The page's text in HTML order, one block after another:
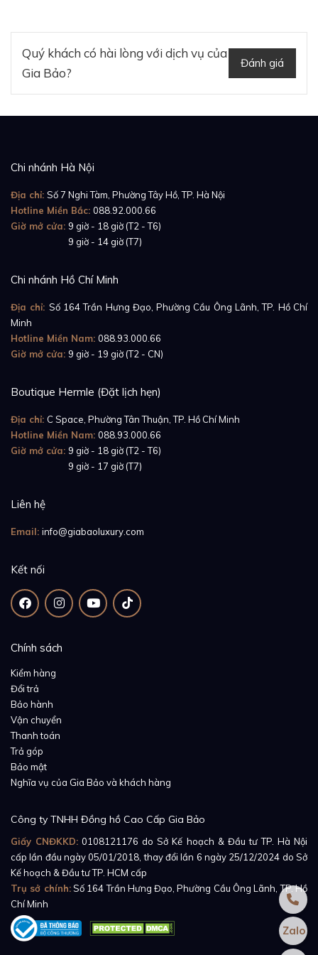
Tham khảo:Review đồng hồ Audemars Piguet
Jules Audemars Tourbillon Chronograph
Tiếp đó, chúng ta cũng không thể bỏ qua phần vành
bezel được thể hiện vô cùng hoàn mỹ trên bộ vỏ đồng
phần vành bezel tựa như hòa quyện tuyệt đối vào vẻ
tôn lên tính độc bản trong thiết kế và tạo nên nét đẹp
mê hoặc lòng người.
Bên dưới lớp kính bảo vệ, phần mặt số đồng hồ hiện
lên sinh động với diện mạo vô cùng mới lạ và cuốn
nối từ một mặt số chính chỉ giờ, phút nằm lệch tâm về
phía bên phải, một mặt số phụ chỉ giây độc lập bên
trên góc 6h và một phần máy cơ lộ ra ở góc 9h. Đặc
biệt, với mặt số chính và mặt số chỉ giây, nhà
Audemars Piguet đã sử dụng kiểu thiết kế lấy cảm
hứng từ vũ trụ gồm tone màu đen tối và những đốm
trắng đại diện cho các vì sao trong thiên hà - thiết kế
Quý khách có hài lòng với dịch vụ của
Gia Bảo?
Đánh giá
Chi nhánh Hà Nội
Địa chỉ: Số 7 Nghi Tàm, Phường Tây Hồ, TP. Hà Nội
Hotline Miền Bắc: 088.92.000.66
Giờ mở cửa: 9 giờ - 18 giờ (T2 - T6)
9 giờ - 14 giờ (T7)
Chi nhánh Hồ Chí Minh
Địa chỉ: Số 164 Trần Hưng Đạo, Phường Cầu Ông Lãnh, TP. Hồ Chí
Minh
Hotline Miền Nam: 088.93.000.66
Giờ mở cửa: 9 giờ - 19 giờ (T2 - CN)
Boutique Hermle (Đặt lịch hẹn)
Địa chỉ: C Space, Phường Tân Thuận, TP. Hồ Chí Minh
Hotline Miền Nam: 088.93.000.66
Giờ mở cửa: 9 giờ - 18 giờ (T2 - T6)
9 giờ - 17 giờ (T7)
Liên hệ
Email: info@giabaoluxury.com
Kết nối
Chính sách
Kiểm hàng
Đổi trả
Bảo hành
Vận chuyển
Thanh toán
Trả góp
Bảo mật
Nghĩa vụ của Gia Bảo và khách hàng
Công ty TNHH Đồng hồ Cao Cấp Gia Bảo
Giấy CNĐKKD: 0108121176 do Sở Kế hoạch & Đầu tư TP. Hà Nội
cấp lần đầu ngày 05/01/2018, thay đổi lần 6 ngày 25/12/2024 do Sở
Kế hoạch & Đầu tư TP. HCM cấp
Trụ sở chính:Số 164 Trần Hưng Đạo, Phường Cầu Ông Lãnh, TP. Hồ
Chí Minh
Zalo